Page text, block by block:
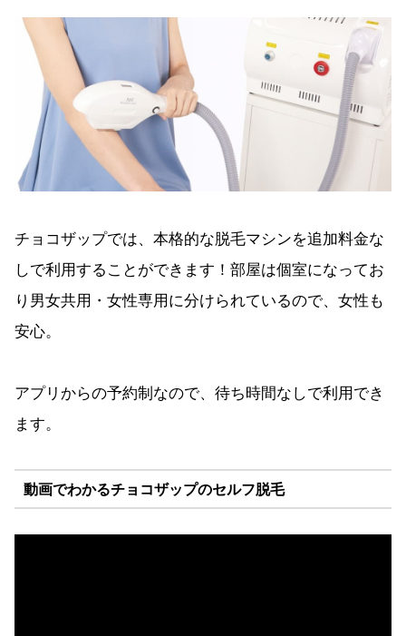
チョコザップでは、本格的な脱毛マシンを追加料金な
しで利用することができます！部屋は個室になってお
り男女共用・女性専用に分けられているので、女性も
安心。
アプリからの予約制なので、待ち時間なしで利用でき
ます。
動画でわかるチョコザップのセルフ脱毛